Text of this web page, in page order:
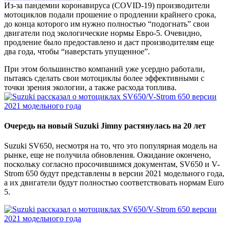
Из-за пандемии коронавируса (COVID-19) производители
мотоциклов подали прошение о продлении крайнего срока,
до конца которого им нужно полностью “подогнать” свои
двигатели под экологические нормы Евро-5. Очевидно,
продление было предоставлено и даст производителям еще
два года, чтобы “наверстать упущенное”.
При этом большинство компаний уже усердно работали,
пытаясь сделать свои мотоциклы более эффективными с
точки зрения экологии, а также расхода топлива.
Очередь на новый Suzuki Jimny растянулась на 20 лет
Suzuki SV650, несмотря на то, что это популярная модель на
рынке, еще не получила обновления. Ожидание окончено,
поскольку согласно просочившимся документам, SV650 и V-
Strom 650 будут представлены в версии 2021 модельного года,
а их двигатели будут полностью соответствовать нормам Euro
5.